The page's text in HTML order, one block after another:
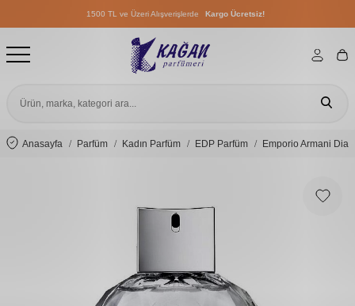
1500 TL ve Üzeri Alışverişlerde Kargo Ücretsiz!
1500 TL ve Üzeri Alışverişlerde
1500 TL ve Üzeri Alışverişlerde
Anasayfa Parfüm Kadın Parfüm EDP Parfüm Emporio Armani